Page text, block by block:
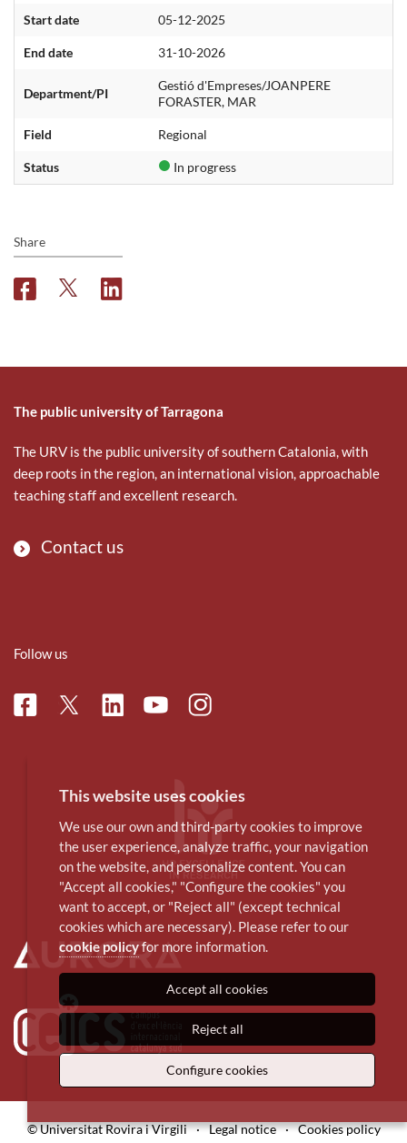
Start date 05-12-2025
End date 31-10-2026
Department/PI
Gestió d'Empreses/JOANPERE
FORASTER, MAR
Field Regional
Status In progress
Share
F
b
o
T
t
r
L
e
i
The public university of Tarragona
The URV is the public university of southern Catalonia, with
deep roots in the region, an international vision, approachable
teaching staff and excellent research.
Contact us
Follow us
FacebookTwitterLinkedinYoutubeInstagram
© Universitat Rovira i Virgili · Legal notice · Cookies policy
This website uses cookies
We use our own and third-party cookies to improve
the user experience, analyze traffic, your navigation
on the website, and personalize content. You can
"Accept all cookies," "Configure the cookies" you
want to accept, or "Reject all" (except technical
cookies which are necessary). Please refer to our
cookie policyfor more information.
Accept all cookies
Reject all
Configure cookies